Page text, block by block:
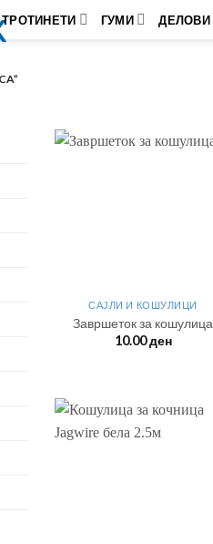
ТРОТИНЕТИ ГУМИ ДЕЛОВИ
САЈЛИ И КОШУЛИЦИ
Завршеток за кошулица
10.00ден